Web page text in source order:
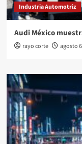
Industria Automotriz
Audi México
rayo corte agosto